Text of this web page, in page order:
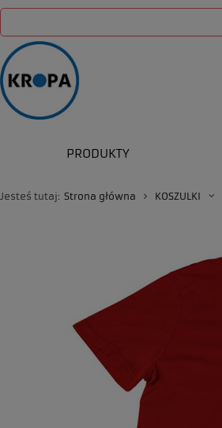
PRODUKTY
Jesteś tutaj: Strona główna KOSZULKI